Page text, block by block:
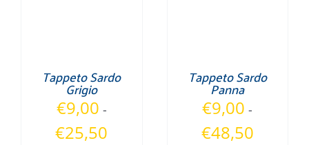
Tappeto Sardo
Grigio
€9,00 -
€25,50
Tappeto Sardo
Panna
€9,00 -
€48,50Fascia